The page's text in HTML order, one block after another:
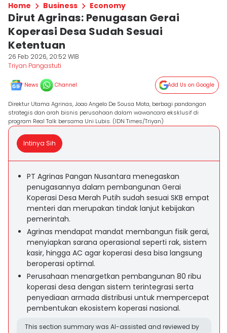
Home Business Economy
Dirut Agrinas: Penugasan Gerai
Koperasi Desa Sudah Sesuai
Ketentuan
26 Feb 2026, 20:52 WIB
Triyan Pangastuti
News Channel Add Us on Google
Direktur Utama Agrinas, Joao Angelo De Sousa Mota, berbagi pandangan
strategis dan arah bisnis perusahaan dalam wawancara eksklusif di
program Real Talk bersama Uni Lubis. (IDN Times/Triyan)
Intinya Sih
PT Agrinas Pangan Nusantara menegaskan
penugasannya dalam pembangunan Gerai
Koperasi Desa Merah Putih sudah sesuai SKB empat
menteri dan merupakan tindak lanjut kebijakan
pemerintah.
Agrinas mendapat mandat membangun fisik gerai,
menyiapkan sarana operasional seperti rak, sistem
kasir, hingga AC agar koperasi desa bisa langsung
beroperasi optimal.
Perusahaan menargetkan pembangunan 80 ribu
koperasi desa dengan sistem terintegrasi serta
penyediaan armada distribusi untuk mempercepat
pembentukan ekosistem koperasi nasional.
This section summary was AI-assisted and reviewed by